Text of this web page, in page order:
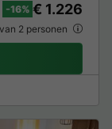
-16% € 1.226
2 personen